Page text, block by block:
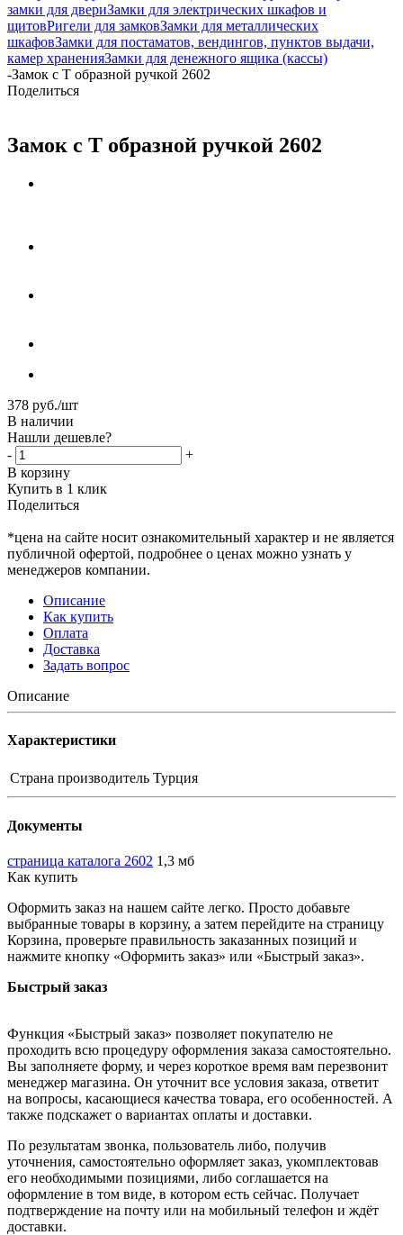
замки для двериЗамки для электрических шкафов и
щитовРигели для замковЗамки для металлических
шкафовЗамки для постаматов, вендингов, пунктов выдачи,
камер храненияЗамки для денежного ящика (кассы)
-Замок с T образной ручкой 2602
Поделиться
Замок с T образной ручкой 2602
378 руб./шт
В наличии
Нашли дешевле?
-
+
В корзину
Купить в 1 клик
Поделиться
*цена на сайте носит ознакомительный характер и не является
публичной офертой, подробнее о ценах можно узнать у
менеджеров компании.
Описание
Как купить
Оплата
Доставка
Задать вопрос
Описание
Характеристики
Страна производитель Турция
Документы
страница каталога 2602 1,3 мб
Как купить
Оформить заказ на нашем сайте легко. Просто добавьте
выбранные товары в корзину, а затем перейдите на страницу
Корзина, проверьте правильность заказанных позиций и
нажмите кнопку «Оформить заказ» или «Быстрый заказ».
Быстрый заказ
Функция «Быстрый заказ» позволяет покупателю не
проходить всю процедуру оформления заказа самостоятельно.
Вы заполняете форму, и через короткое время вам перезвонит
менеджер магазина. Он уточнит все условия заказа, ответит
на вопросы, касающиеся качества товара, его особенностей. А
также подскажет о вариантах оплаты и доставки.
По результатам звонка, пользователь либо, получив
уточнения, самостоятельно оформляет заказ, укомплектовав
его необходимыми позициями, либо соглашается на
оформление в том виде, в котором есть сейчас. Получает
подтверждение на почту или на мобильный телефон и ждёт
доставки.